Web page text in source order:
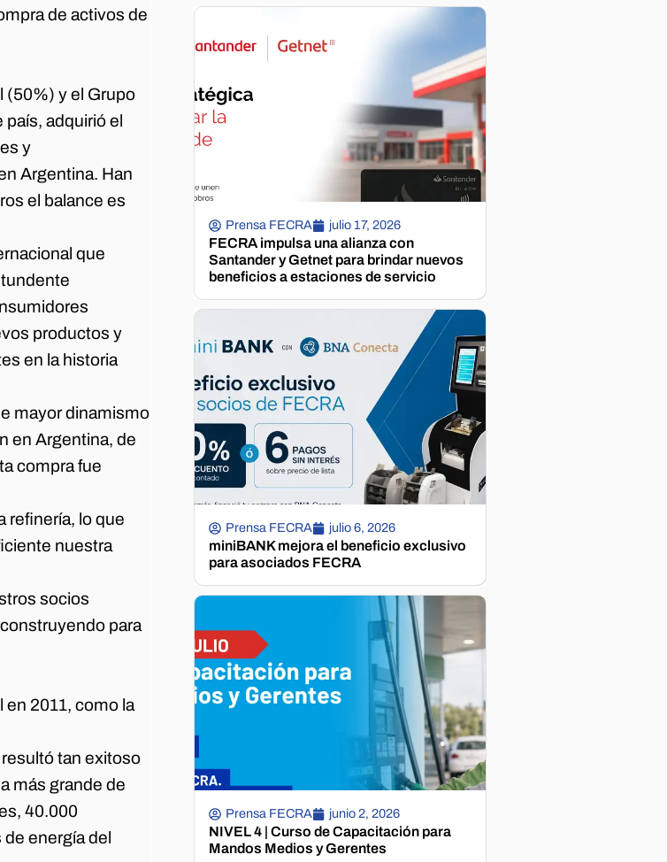
de activos de
(50%) y el Grupo
adquirió el
y
Argentina. Han
el balance es
que
productos y
en la historia
mayor dinamismo
en Argentina, de
compra fue
refinería, lo que
nuestra
socios
para
en 2011, como la
tan exitoso
más grande de
40.000
energía del
Prensa FECRA julio 17, 2026
FECRA impulsa una alianza con
Santander y Getnet para brindar nuevos
beneficios a estaciones de servicio
Prensa FECRA julio 6, 2026
miniBANK mejora el beneficio exclusivo
para asociados FECRA
Prensa FECRA junio 2, 2026
NIVEL 4 | Curso de Capacitación para
Mandos Medios y Gerentes